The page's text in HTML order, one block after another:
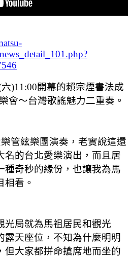
)11:00開幕的賴宗煙書法成
會～台灣歌謠魅力二重奏。
管絃樂團演奏，老實說這還
名的台北愛樂演出，而且居
種奇秒的緣份，也讓我為馬
相看。
光局就為馬祖居民和觀光
露天座位，不知為什麼明明
但大家都拼命搶席地而坐的